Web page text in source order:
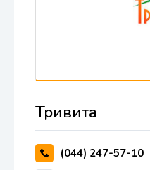
Тривита
(044) 247-57-10